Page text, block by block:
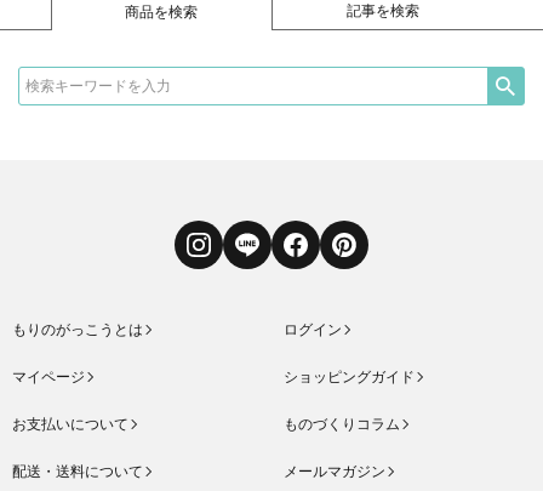
商品を検索 記事を検索
InstagramLINE FacebookPinterest
もりのがっこうとは ログイン
マイページ ショッピングガイド
お支払いについて ものづくりコラム
配送・送料について メールマガジン